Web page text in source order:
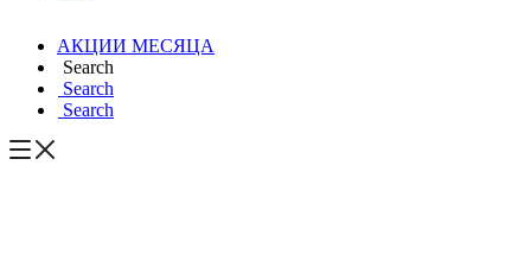
АКЦИИ МЕСЯЦА
Search
Search
Search